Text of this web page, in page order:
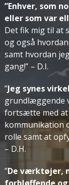
”Enhver, som
eller som var
Det fik mig til at
og også
samt hvordan
gang!” – D.I.
”Jeg synes
grundlæggende
fortsætte med at
kommunikation
rolle samt at
– D.H.
”De værktøjer,